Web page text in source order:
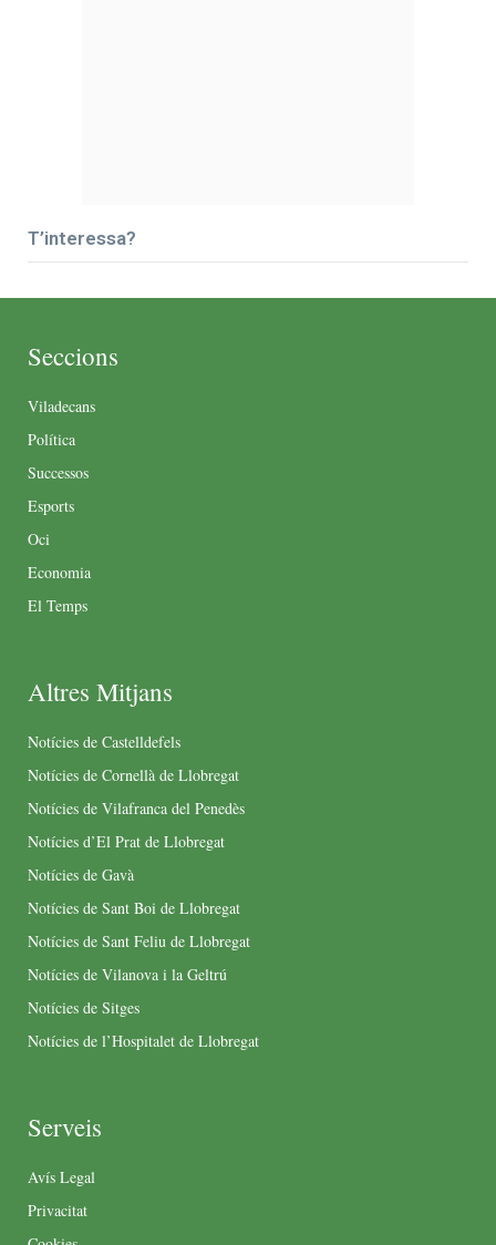
T’interessa?
Seccions
Viladecans
Política
Successos
Esports
Oci
Economia
El Temps
Altres Mitjans
Notícies de Castelldefels
Notícies de Cornellà de Llobregat
Notícies de Vilafranca del Penedès
Notícies d’El Prat de Llobregat
Notícies de Gavà
Notícies de Sant Boi de Llobregat
Notícies de Sant Feliu de Llobregat
Notícies de Vilanova i la Geltrú
Notícies de Sitges
Notícies de l’Hospitalet de Llobregat
Serveis
Avís Legal
Privacitat